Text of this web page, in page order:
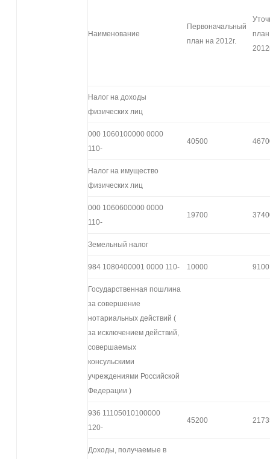
Наименование
Первоначальный
план на 2012г.
Налог на доходы
физических лиц
000 1060100000 0000
110-
40500
Налог на имущество
физических лиц
000 1060600000 0000
110-
19700
Земельный налог
984 1080400001 0000 110- 10000 9100
Государственная пошлина
за совершение
нотариальных действий (
за исключением действий,
совершаемых
консульскими
учреждениями Российской
Федерации )
936 11105010100000
120-
45200
Доходы, получаемые в